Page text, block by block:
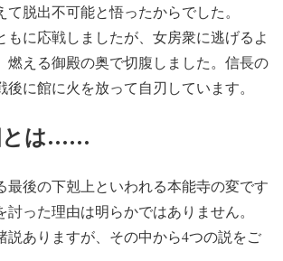
脱出不可能と悟ったからでした。
もに応戦しましたが、女房衆に逃げるよ
燃える御殿の奥で切腹しました。信長の
に館に火を放って自刃しています。
とは……
最後の下剋上といわれる本能寺の変です
討った理由は明らかではありません。
説ありますが、その中から4つの説をご